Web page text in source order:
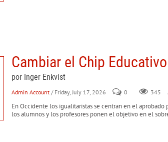
Cambiar el Chip Educativo
por Inger Enkvist
Admin Account / Friday, July 17, 2026 0 345
En Occidente los igualitaristas se centran en el
los alumnos y los profesores ponen el objetivo en el